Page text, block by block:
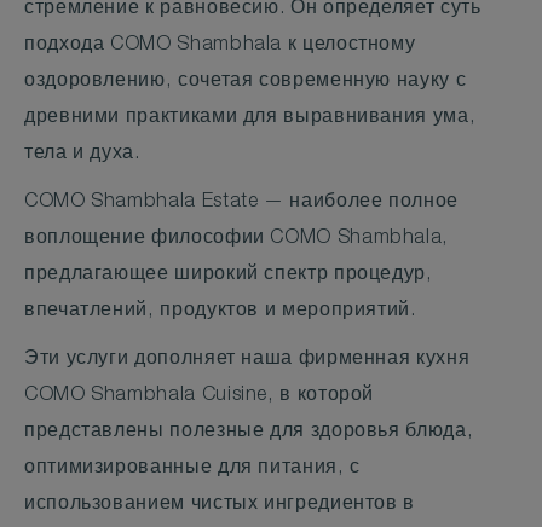
стремление к равновесию. Он определяет суть
подхода COMO Shambhala к целостному
оздоровлению, сочетая современную науку с
древними практиками для выравнивания ума,
тела и духа.
COMO Shambhala Estate — наиболее полное
воплощение философии COMO Shambhala,
предлагающее широкий спектр процедур,
впечатлений, продуктов и мероприятий.
Эти услуги дополняет наша фирменная кухня
COMO Shambhala Cuisine, в которой
представлены полезные для здоровья блюда,
оптимизированные для питания, с
использованием чистых ингредиентов в